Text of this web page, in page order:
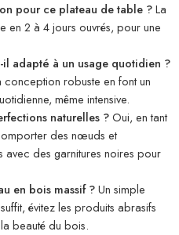
pour ce plateau de table ?La
en 2 à 4 jours ouvrés, pour une
il adapté à un usage quotidien ?
conception robuste en font un
même intensive.
naturelles ?Oui, en tant
des nœuds et
avec des garnitures noires pour
en bois massif ?Un simple
évitez les produits abrasifs
beauté du bois.